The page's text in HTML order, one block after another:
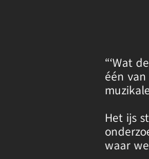
“‘Wat
één
Het ijs
waar